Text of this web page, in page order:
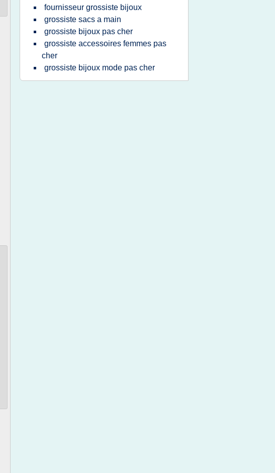
fournisseur grossiste bijoux
grossiste sacs a main
grossiste bijoux pas cher
grossiste accessoires femmes pas
cher
grossiste bijoux mode pas cher